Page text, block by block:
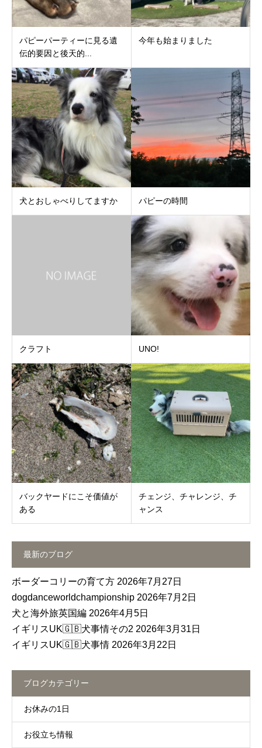
パピーパーティーに見る遺
伝的要因と後天的...
今年も始まりました
犬とおしゃべりしてますか パピーの時間
クラフト UNO!
バックヤードにこそ価値が
ある
チェンジ、チャレンジ、チ
ャンス
最新のブログ
ボーダーコリーの育て方 2026年7月27日
dogdanceworldchampionship 2026年7月2日
犬と海外旅英国編 2026年4月5日
イギリスUK🇬🇧犬事情その2 2026年3月31日
イギリスUK🇬🇧犬事情 2026年3月22日
ブログカテゴリー
お休みの1日
お役立ち情報